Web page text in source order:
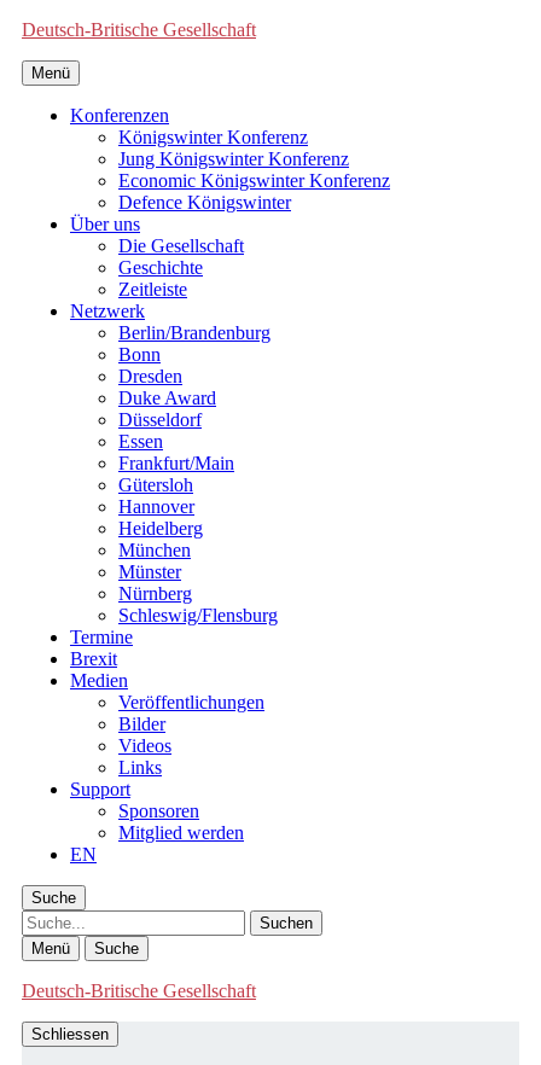
Deutsch-Britische Gesellschaft
Menü
Konferenzen
Königswinter Konferenz
Jung Königswinter Konferenz
Economic Königswinter Konferenz
Defence Königswinter
Über uns
Die Gesellschaft
Geschichte
Zeitleiste
Netzwerk
Berlin/Brandenburg
Bonn
Dresden
Duke Award
Düsseldorf
Essen
Frankfurt/Main
Gütersloh
Hannover
Heidelberg
München
Münster
Nürnberg
Schleswig/Flensburg
Termine
Brexit
Medien
Veröffentlichungen
Bilder
Videos
Links
Support
Sponsoren
Mitglied werden
EN
Suche
Suche
Menü Suche
Deutsch-Britische Gesellschaft
Schliessen